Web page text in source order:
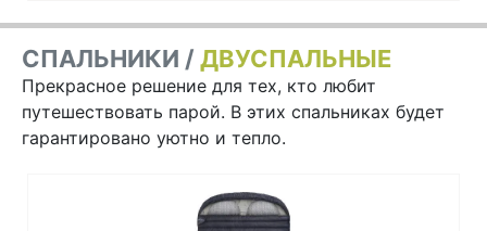
СПАЛЬНИКИ / ДВУСПАЛЬНЫЕ
Прекрасное решение для тех, кто любит
путешествовать парой. В этих спальниках будет
гарантировано уютно и тепло.